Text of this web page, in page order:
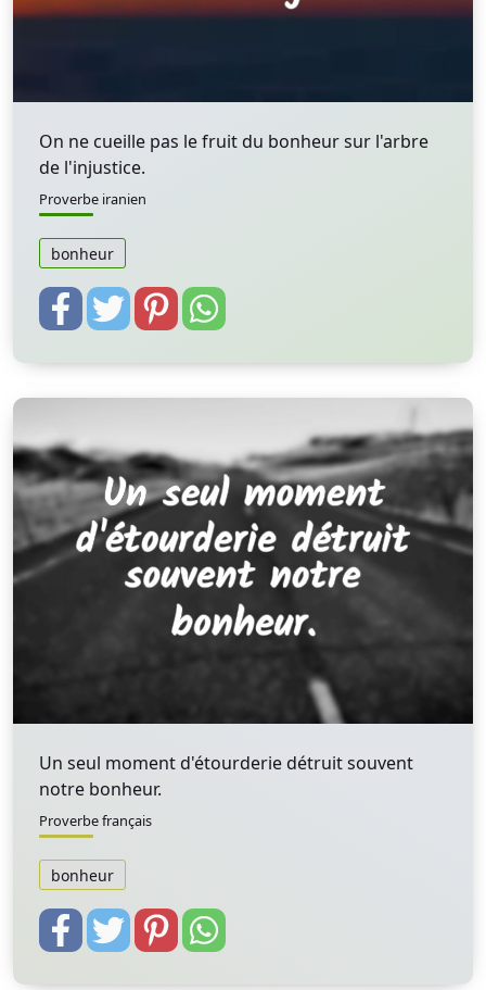
On ne cueille pas le fruit du bonheur sur l'arbre
de l'injustice.
Proverbe iranien
bonheur
Un seul moment d'étourderie détruit souvent
notre bonheur.
Proverbe français
bonheur